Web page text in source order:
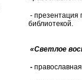
- презентация
библиотекой.
«Светлое
-